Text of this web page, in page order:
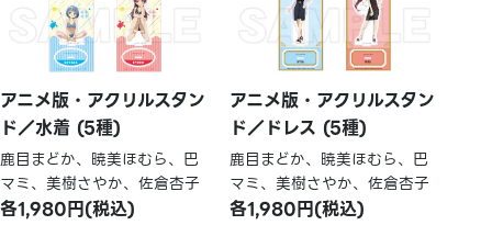
アニメ版・アクリルスタン
ド／水着 (5種)
鹿目まどか、暁美ほむら、巴
マミ、美樹さやか、佐倉杏子
各1,980円(税込)
アニメ版・アクリルスタン
ド／ドレス (5種)
鹿目まどか、暁美ほむら、巴
マミ、美樹さやか、佐倉杏子
各1,980円(税込)